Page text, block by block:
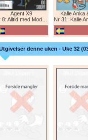
Agent X9
Alltid med Modesty Blaise
Kalle Anka
Nr 31: Kalle
denne uken - Uke 32